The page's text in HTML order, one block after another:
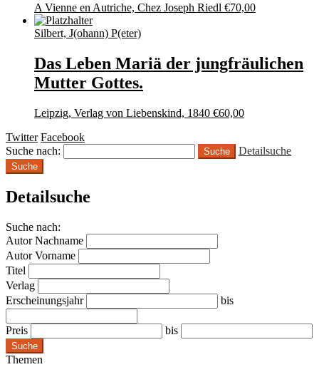
A Vienne en Autriche, Chez Joseph Riedl €70,00
Silbert, J(ohann) P(eter)
Das Leben Mariä der jungfräulichen
Mutter Gottes.
Leipzig, Verlag von Liebenskind, 1840 €60,00
Twitter Facebook
Suche nach:
Detailsuche
Suche
Detailsuche
Suche nach:
Autor Nachname
Autor Vorname
Titel
Verlag
Erscheinungsjahr
bis
Preis bis
Suche
Themen